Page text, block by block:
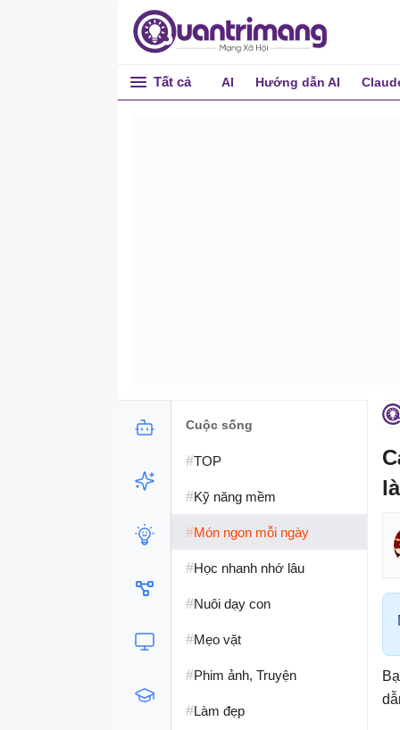
Tất cả AI Hướng dẫn AI
Cuộc sống
#TOP
#Kỹ năng mềm
#Món ngon mỗi ngày
#Học nhanh nhớ lâu
#Nuôi dạy con
#Mẹo vặt
#Phim ảnh, Truyện
#Làm đẹp